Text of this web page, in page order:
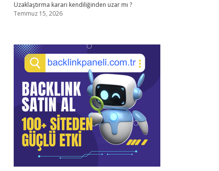
Uzaklaştırma kararı kendiliğinden uzar mı ?
Temmuz 15, 2026